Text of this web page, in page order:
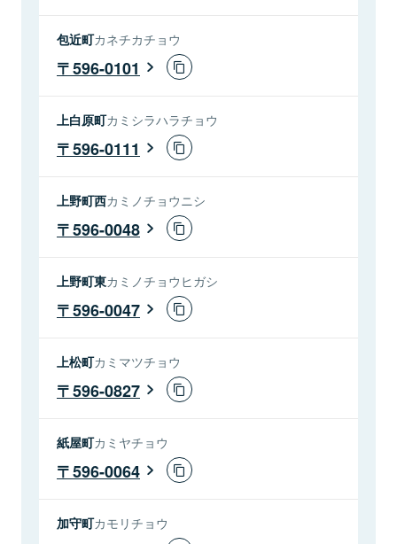
包近町カネチカチョウ
596-0101
上白原町カミシラハラチョウ
596-0111
上野町西カミノチョウニシ
596-0048
上野町東カミノチョウヒガシ
596-0047
上松町カミマツチョウ
596-0827
紙屋町カミヤチョウ
596-0064
加守町カモリチョウ